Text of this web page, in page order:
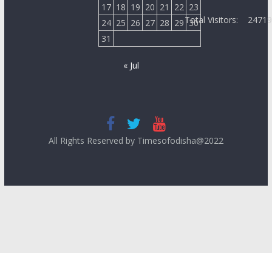
17 18 19 20 21 22 23
24 25 26 27 28 29 30
31
« Jul
Total Visitors:
All Rights Reserved by Timesofodisha@2022